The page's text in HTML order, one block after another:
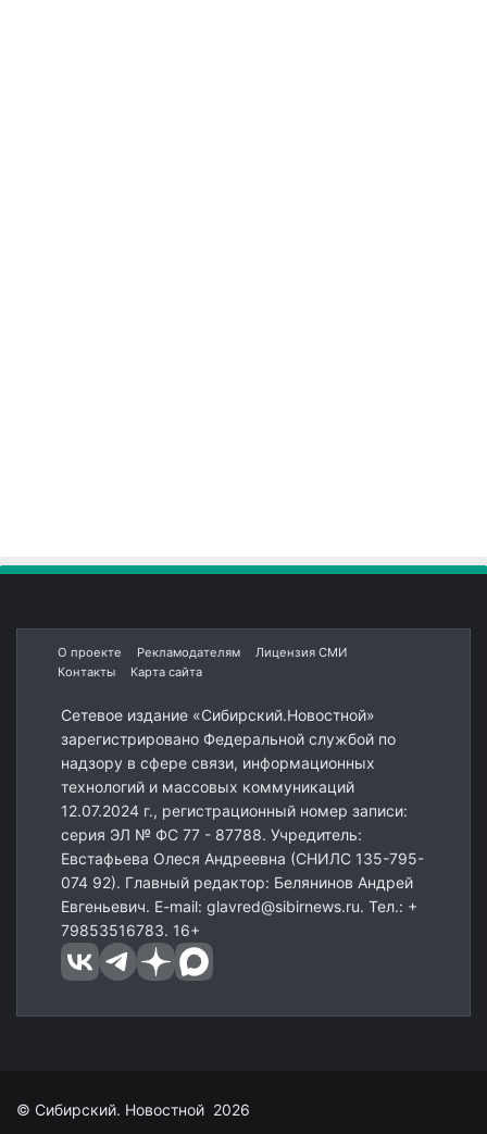
О проекте Рекламодателям
Лицензия СМИ
Контакты
Карта сайта
Сетевое издание «Сибирский.Новостной»
зарегистрировано Федеральной службой по
надзору в сфере связи, информационных
технологий и массовых коммуникаций
12.07.2024 г., регистрационный номер записи:
серия ЭЛ № ФС 77 - 87788. Учредитель:
Евстафьева Олеся Андреевна (СНИЛС 135-795-
074 92). Главный редактор: Белянинов Андрей
Евгеньевич. E-mail: glavred@sibirnews.ru. Тел.: +
79853516783. 16+
© Сибирский. Новостной 2026